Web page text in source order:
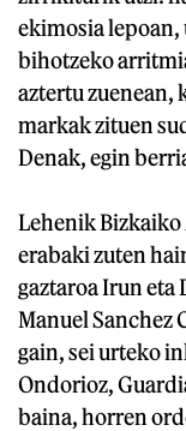
ekimosia
bihotzeko
aztertu zuenean,
markak zituen
Denak, egin
Lehenik
erabaki zuten
gaztaroa Irun eta
Manuel Sanchez
gain, sei urteko
Ondorioz,
baina, horren